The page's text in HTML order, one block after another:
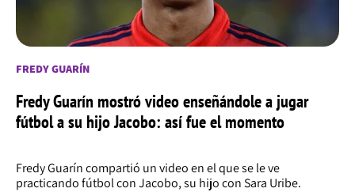
FREDY GUARÍN
Fredy Guarín mostró video enseñándole a jugar
fútbol a su hijo Jacobo: así fue el momento
Fredy Guarín compartió un video en el que se le ve
practicando fútbol con Jacobo, su hijo con Sara Uribe.